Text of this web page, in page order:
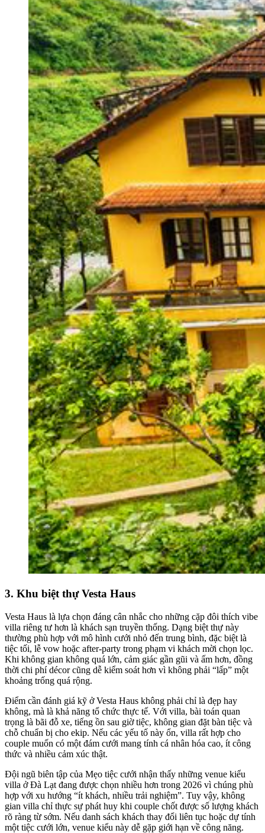
3. Khu biệt thự Vesta Haus
Vesta Haus là lựa chọn đáng cân nhắc cho những cặp đôi thích vibe
villa riêng tư hơn là khách sạn truyền thống. Dạng biệt thự này
thường phù hợp với mô hình cưới nhỏ đến trung bình, đặc biệt là
tiệc tối, lễ vow hoặc after-party trong phạm vi khách mời chọn lọc.
Khi không gian không quá lớn, cảm giác gần gũi và ấm hơn, đồng
thời chi phí décor cũng dễ kiểm soát hơn vì không phải “lấp” một
khoảng trống quá rộng.
Điểm cần đánh giá kỹ ở Vesta Haus không phải chỉ là đẹp hay
không, mà là khả năng tổ chức thực tế. Với villa, bài toán quan
trọng là bãi đỗ xe, tiếng ồn sau giờ tiệc, không gian đặt bàn tiệc và
chỗ chuẩn bị cho ekip. Nếu các yếu tố này ổn, villa rất hợp cho
couple muốn có một đám cưới mang tính cá nhân hóa cao, ít công
thức và nhiều cảm xúc thật.
Đội ngũ biên tập của Mẹo tiệc cưới nhận thấy những venue kiểu
villa ở Đà Lạt đang được chọn nhiều hơn trong 2026 vì chúng phù
hợp với xu hướng “ít khách, nhiều trải nghiệm”. Tuy vậy, không
gian villa chỉ thực sự phát huy khi couple chốt được số lượng khách
rõ ràng từ sớm. Nếu danh sách khách thay đổi liên tục hoặc dự tính
một tiệc cưới lớn, venue kiểu này dễ gặp giới hạn về công năng.